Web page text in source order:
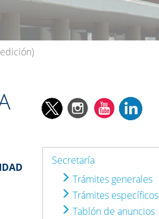
Secretaría
Trámites generales
Trámites específicos
Tablón de anuncios